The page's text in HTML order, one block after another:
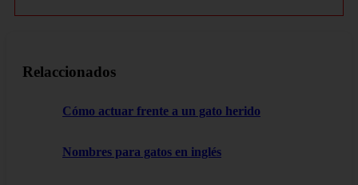
Relaccionados
Cómo actuar frente a un gato herido
Nombres para gatos en inglés